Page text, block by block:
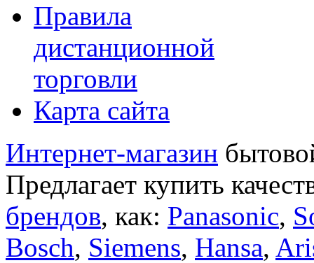
Правила
дистанционной
торговли
Карта сайта
Интернет-магазин
Предлагает купить
брендов, как: Panasonic,
Bosch, Siemens, Hansa,